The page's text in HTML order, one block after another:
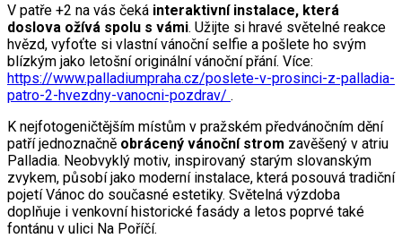
V patře +2 na vás čeká interaktivní instalace, která
doslova ožívá spolu s vámi. Užijte si hravé světelné reakce
hvězd, vyfoťte si vlastní vánoční selfie a pošlete ho svým
blízkým jako letošní originální vánoční přání. Více:
https://www.palladiumpraha.cz/poslete-v-prosinci-z-palladia-
patro-2-hvezdny-vanocni-pozdrav/ .
K nejfotogeničtějším místům v pražském předvánočním dění
patří jednoznačně obrácený vánoční strom zavěšený v atriu
Palladia. Neobvyklý motiv, inspirovaný starým slovanským
zvykem, působí jako moderní instalace, která posouvá tradiční
pojetí Vánoc do současné estetiky. Světelná výzdoba
doplňuje i venkovní historické fasády a letos poprvé také
fontánu v ulici Na Poříčí.